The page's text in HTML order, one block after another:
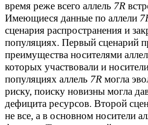
время реже всего аллель 7R
Имеющиеся данные по аллели 7
сценария распространения и
популяциях. Первый сценарий
преимущества носителями
которых участвовали и
популяциях аллель 7R могла
риску, поиску новизны могла
дефицита ресурсов. Второй
не все, а в основном носители